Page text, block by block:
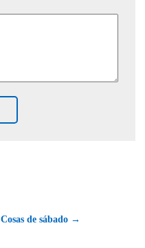
Cosas de sábado →